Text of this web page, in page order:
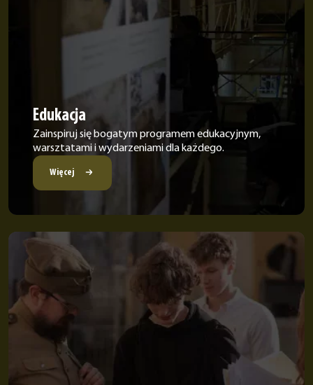
Edukacja
Zainspiruj się bogatym programem edukacyjnym,
warsztatami i wydarzeniami dla każdego.
Więcej